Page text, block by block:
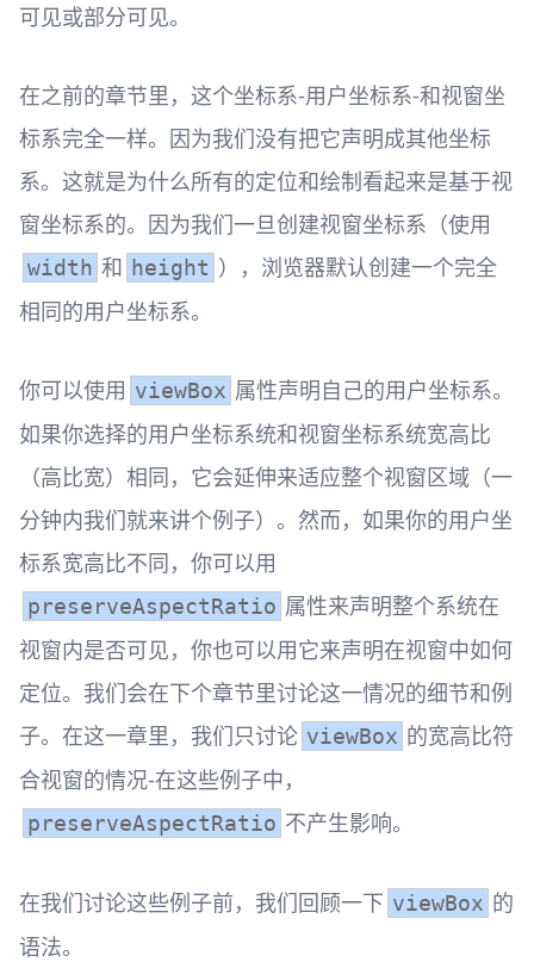
可见或部分可见。
在之前的章节里，这个坐标系-用户坐标系-和视窗坐
标系完全一样。因为我们没有把它声明成其他坐标
系。这就是为什么所有的定位和绘制看起来是基于视
窗坐标系的。因为我们一旦创建视窗坐标系（使用
width 和 height ），浏览器默认创建一个完全
相同的用户坐标系。
你可以使用 viewBox 属性声明自己的用户坐标系。
如果你选择的用户坐标系统和视窗坐标系统宽高比
（高比宽）相同，它会延伸来适应整个视窗区域（一
分钟内我们就来讲个例子）。然而，如果你的用户坐
标系宽高比不同，你可以用
preserveAspectRatio 属性来声明整个系统在
视窗内是否可见，你也可以用它来声明在视窗中如何
定位。我们会在下个章节里讨论这一情况的细节和例
子。在这一章里，我们只讨论 viewBox 的宽高比符
合视窗的情况-在这些例子中，
preserveAspectRatio 不产生影响。
在我们讨论这些例子前，我们回顾一下 viewBox 的
语法。